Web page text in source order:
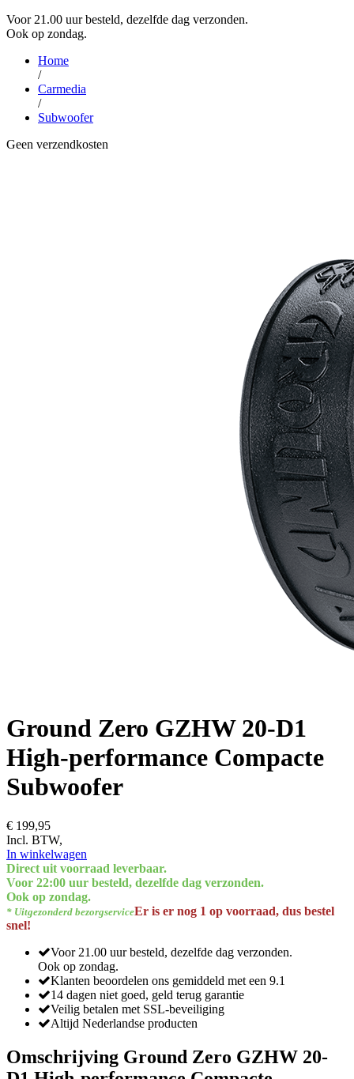
Voor 21.00 uur besteld, dezelfde dag verzonden.
Ook op zondag.
Home
/
Carmedia
/
Subwoofer
Geen verzendkosten
Ground Zero GZHW 20-D1
High-performance Compacte
Subwoofer
€ 199,95
Incl. BTW,
In winkelwagen
Direct uit voorraad leverbaar.
Voor 22:00 uur besteld, dezelfde dag verzonden.
Ook op zondag.
* Uitgezonderd bezorgserviceEr is er nog 1 op voorraad, dus bestel
snel!
Voor 21.00 uur besteld, dezelfde dag verzonden.
Ook op zondag.
Klanten beoordelen ons gemiddeld met een 9.1
14 dagen niet goed, geld terug garantie
Veilig betalen met SSL-beveiliging
Altijd Nederlandse producten
Omschrijving Ground Zero GZHW 20-